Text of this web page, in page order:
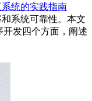
统的实践指南
系统可靠性。本文
开发四个方面，阐述